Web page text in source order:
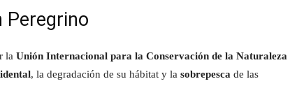
Peregrino
la Unión Internacional para la Conservación de la Naturaleza
, la degradación de su hábitat y la sobrepesca de las